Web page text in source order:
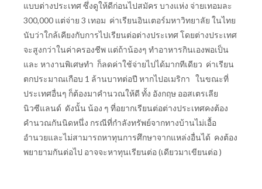
แบบต่างประเทศ ซึ่งดูให้ดีก่อนไปสมัคร บางแห่ง จ่ายเทอมละ
300,000 แต่จ่าย 3 เทอม ค่าเรียนอินเตอร์มหาวิทยาลัย ในไทย
นับว่าใกล้เคียงกับการไปเรียนต่อต่างประเทศ โดยต่างประเทศ
จะสูงกว่าในค่าครองชีพ แต่ถ้าน้องๆ ทำอาหารกินเองพอเป็น
และ หางานพิเศษทำ ก็ลดค่าใช้จ่ายไปได้มากทีเดียว ค่าเรียน
ตกประมาณเกือบ 1 ล้านบาทต่อปี หากไปอเมริกา ในขณะที่
ประเทศอื่นๆ ก็ต้องมาคำนวณให้ดี ทั้ง อังกฤษ ออสเตรเลีย
นิวซีแลนด์ ดังนั้น น้อง ๆ ที่อยากเรียนต่อต่างประเทศคงต้อง
คำนวณกันนิดหนึ่ง กรณีที่กำลังทรัพย์จากทางบ้านไม่เอื้อ
อำนวยและไม่สามารถหาทุนการศึกษาจากแหล่งอื่นได้ คงต้อง
พยายามกันต่อไป อาจจะหาทุนเรียนต่อ (เดียวมาเขียนต่อ )